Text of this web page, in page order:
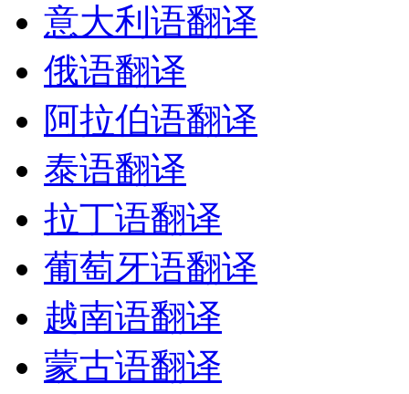
意大利语翻译
俄语翻译
阿拉伯语翻译
泰语翻译
拉丁语翻译
葡萄牙语翻译
越南语翻译
蒙古语翻译